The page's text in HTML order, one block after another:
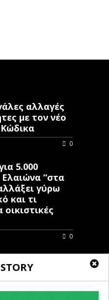
αλλαγές
με τον νέο
0
5.000
“στα
γύρω
και τι
0
στη